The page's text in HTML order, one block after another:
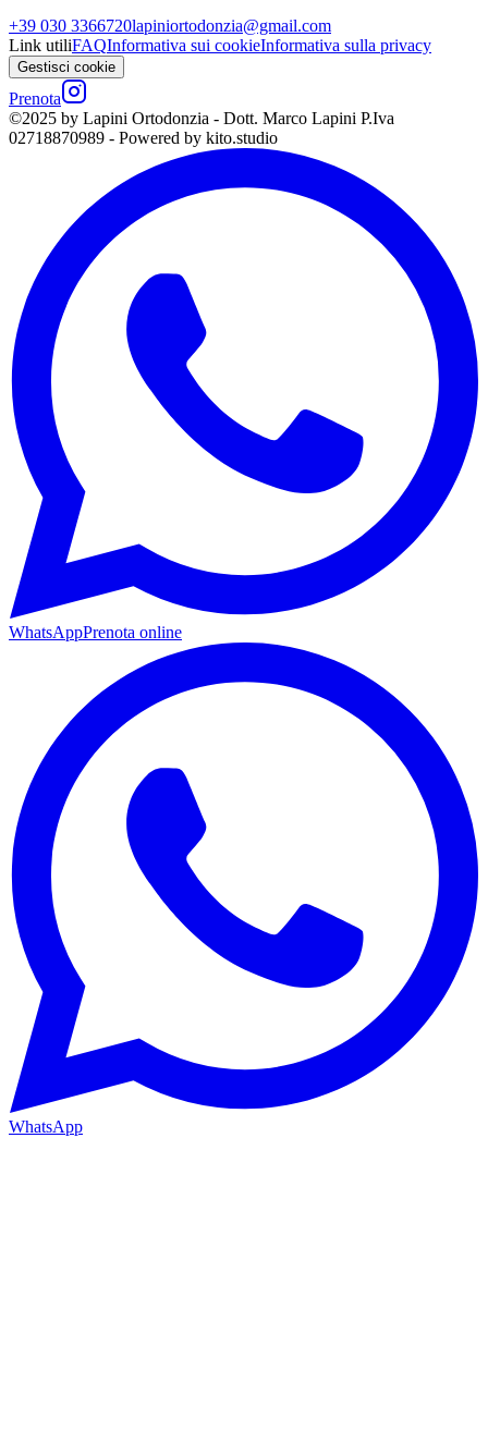
+39 030 3366720lapiniortodonzia@gmail.com
Link utiliFAQInformativa sui cookieInformativa sulla privacy
Gestisci cookie
Prenota
©2025 by Lapini Ortodonzia - Dott. Marco Lapini P.Iva
02718870989 - Powered by kito.studio
WhatsAppPrenota online
WhatsApp